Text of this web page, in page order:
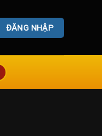
ĐĂNG NHẬP